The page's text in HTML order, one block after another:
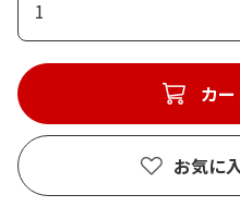
1
カ
お気に